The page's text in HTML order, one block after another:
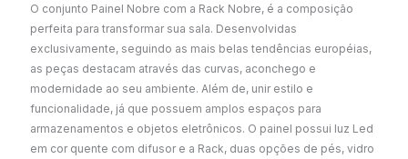
LED
ATÉ
75
POLEGADAS
O conjunto Painel Nobre com a Rack Nobre, é a composição
perfeita para transformar sua sala. Desenvolvidas
exclusivamente, seguindo as mais belas tendências européias,
as peças destacam através das curvas, aconchego e
modernidade ao seu ambiente. Além de, unir estilo e
funcionalidade, já que possuem amplos espaços para
armazenamentos e objetos eletrônicos. O painel possui luz Led
em cor quente com difusor e a Rack, duas opções de pés, vidro